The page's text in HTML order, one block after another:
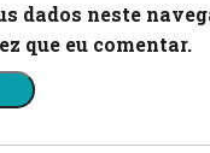
dados neste
que eu comentar.